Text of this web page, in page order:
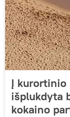
Į kurortinio
išplukdyta
kokaino